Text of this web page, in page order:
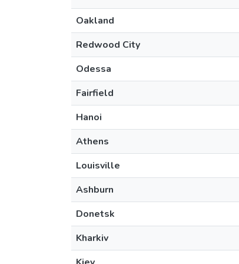
Oakland
Redwood City
Odessa
Fairfield
Hanoi
Athens
Louisville
Ashburn
Donetsk
Kharkiv